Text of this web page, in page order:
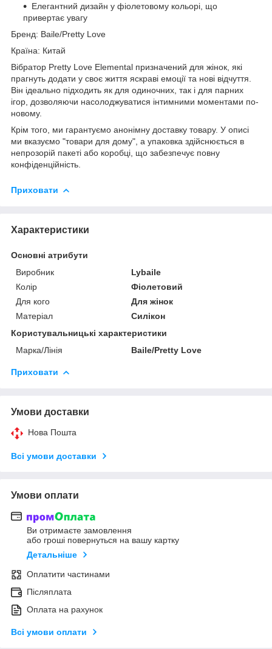
Елегантний дизайн у фіолетовому кольорі, що
привертає увагу
Бренд: Baile/Pretty Love
Країна: Китай
Вібратор Pretty Love Elemental призначений для жінок, які
прагнуть додати у своє життя яскраві емоції та нові відчуття.
Він ідеально підходить як для одиночних, так і для парних
ігор, дозволяючи насолоджуватися інтимними моментами по-
новому.
Крім того, ми гарантуємо анонімну доставку товару. У описі
ми вказуємо "товари для дому", а упаковка здійснюється в
непрозорій пакеті або коробці, що забезпечує повну
конфіденційність.
Приховати
Характеристики
Основні атрибути
Виробник
Lybaile
Колір
Фіолетовий
Для кого
Для жінок
Матеріал
Силікон
Користувальницькі характеристики
Марка/Лінія
Baile/Pretty Love
Приховати
Умови доставки
Нова Пошта
Всі умови доставки
Умови оплати
Ви отримаєте замовлення
або гроші повернуться на вашу картку
Детальніше
Оплатити частинами
Післяплата
Оплата на рахунок
Всі умови оплати